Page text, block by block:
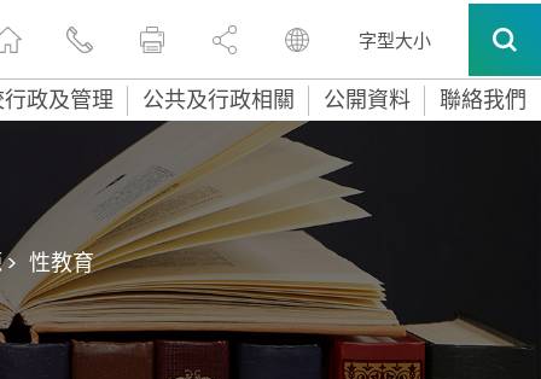
字型大小
政及管理 公共及行政相關 公開資料 聯絡我們
性教育